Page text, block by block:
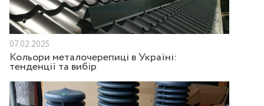
07.02.2025
Кольори металочерепиці в Україні:
тенденції та вибір